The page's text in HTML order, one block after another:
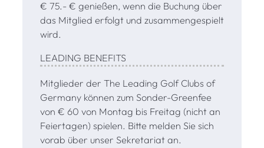
€ 75.- € genießen, wenn die Buchung über
das Mitglied erfolgt und zusammengespielt
wird.
LEADING BENEFITS
Mitglieder der The Leading Golf Clubs of
Germany können zum Sonder-Greenfee
von € 60 von Montag bis Freitag (nicht an
Feiertagen) spielen. Bitte melden Sie sich
vorab über unser Sekretariat an.